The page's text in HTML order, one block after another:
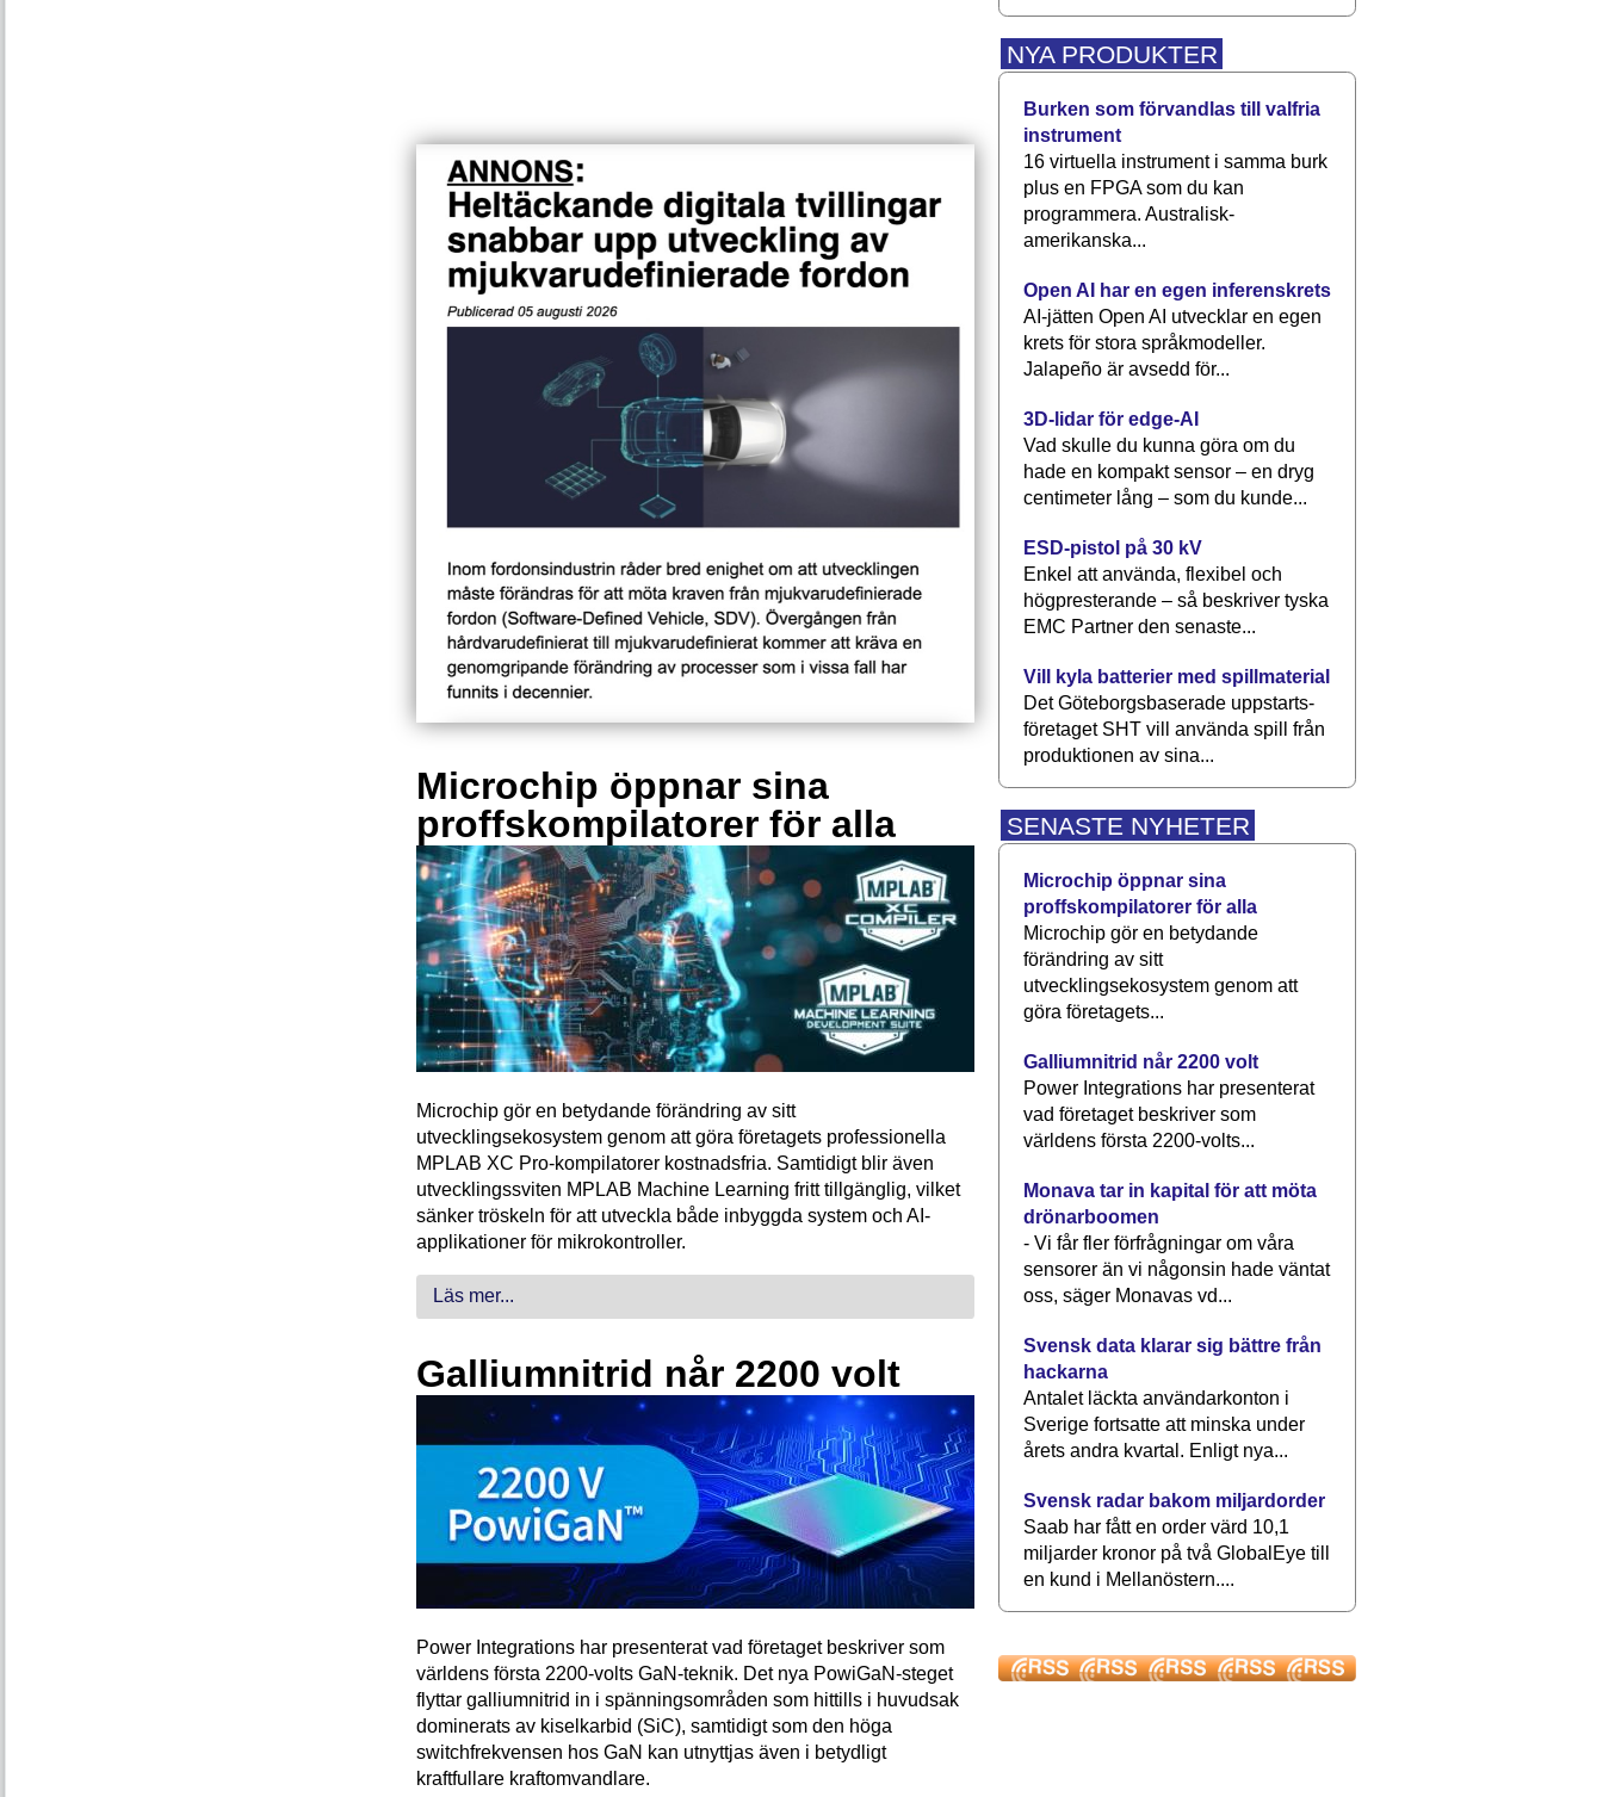
Microchip öppnar sina
proffskompilatorer för alla
Microchip gör en betydande förändring av sitt
utvecklingsekosystem genom att göra företagets professionella
MPLAB XC Pro-kompilatorer kostnadsfria. Samtidigt blir även
utvecklingssviten MPLAB Machine Learning fritt tillgänglig, vilket
sänker tröskeln för att utveckla både inbyggda system och AI-
applikationer för mikrokontroller.
Läs mer...
Galliumnitrid når 2200 volt
Power Integrations har presenterat vad företaget beskriver som
världens första 2200-volts GaN-teknik. Det nya PowiGaN-steget
flyttar galliumnitrid in i spänningsområden som hittills i huvudsak
dominerats av kiselkarbid (SiC), samtidigt som den höga
switchfrekvensen hos GaN kan utnyttjas även i betydligt
kraftfullare kraftomvandlare.
NYA PRODUKTER
Burken som förvandlas till valfria
instrument
16 virtuella instrument i samma burk
plus en FPGA som du kan
programmera. Australisk-
amerikanska...
Open AI har en egen inferenskrets
AI-jätten Open AI utvecklar en egen
krets för stora språkmodeller.
Jalapeño är avsedd för...
3D-lidar för edge-AI
Vad skulle du kunna göra om du
hade en kompakt sensor – en dryg
centimeter lång – som du kunde...
ESD-pistol på 30 kV
Enkel att använda, flexibel och
högpresterande – så beskriver tyska
EMC Partner den senaste...
Vill kyla batterier med spillmaterial
Det Göteborgsbaserade upp­starts­
företaget SHT vill använda spill från
produktionen av sina...
SENASTE NYHETER
Microchip öppnar sina
proffskompilatorer för alla
Microchip gör en betydande
förändring av sitt
utvecklingsekosystem genom att
göra företagets...
Galliumnitrid når 2200 volt
Power Integrations har presenterat
vad företaget beskriver som
världens första 2200-volts...
Monava tar in kapital för att möta
drönarboomen
- Vi får fler förfrågningar om våra
sensorer än vi någonsin hade väntat
oss, säger Monavas vd...
Svensk data klarar sig bättre från
hackarna
Antalet läckta användarkonton i
Sverige fortsatte att minska under
årets andra kvartal. Enligt nya...
Svensk radar bakom miljardorder
Saab har fått en order värd 10,1
miljarder kronor på två GlobalEye till
en kund i Mellanöstern....